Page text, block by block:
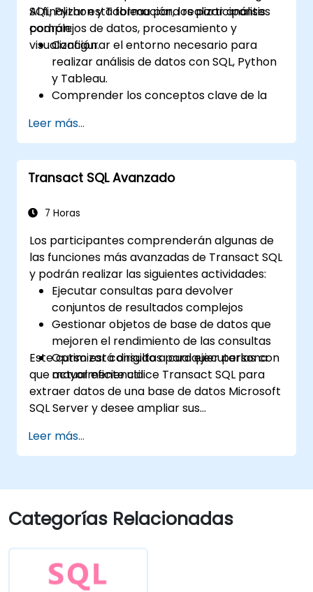
SQL, Python y Tableau para realizar análisis
complejos de datos, procesamiento y
visualización.
Al finalizar esta formación, los participantes
podrán:
Configurar el entorno necesario para
realizar análisis de datos con SQL, Python
y Tableau.
Comprender los conceptos clave de la
servidores, clientes, APIs, puntos finales,
etc.).
Repasar los fundamentos de Python y
SQL.
datos en Python.
el análisis de datos.
Crear visualizaciones y gráficos de datos
detallados con Tableau.
Leer más...
Transact SQL Avanzado
7 Horas
Los participantes comprenderán algunas de
las funciones más avanzadas de Transact SQL
y podrán realizar las siguientes actividades:
Ejecutar consultas para devolver
conjuntos de resultados complejos
Gestionar objetos de base de datos que
mejoren el rendimiento de las consultas
Optimizar consultas para ejecutarlas con
mayor eficiencia
Este curso está dirigido a cualquier persona
que actualmente utilice Transact SQL para
extraer datos de una base de datos Microsoft
SQL Server y desee ampliar sus
de análisis de datos y mejora de la velocidad
de las consultas.
Leer más...
Categorías Relacionadas